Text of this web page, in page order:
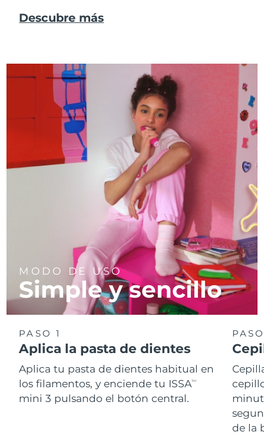
Descubre más
MODO DE USO
Simple y sencillo
PASO 1
Aplica la pasta de dientes
Aplica tu pasta de dientes habitual en
los filamentos, y enciende tu ISSATM
mini 3 pulsando el botón central.
de la